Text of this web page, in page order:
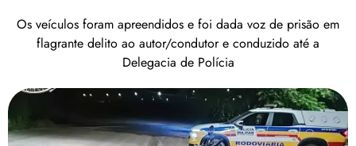
Os veículos foram apreendidos e foi dada voz de prisão em
flagrante delito ao autor/condutor e conduzido até a
Delegacia de Polícia